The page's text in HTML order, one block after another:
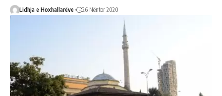
Lidhja e Hoxhallarëve 26 Nëntor 2020